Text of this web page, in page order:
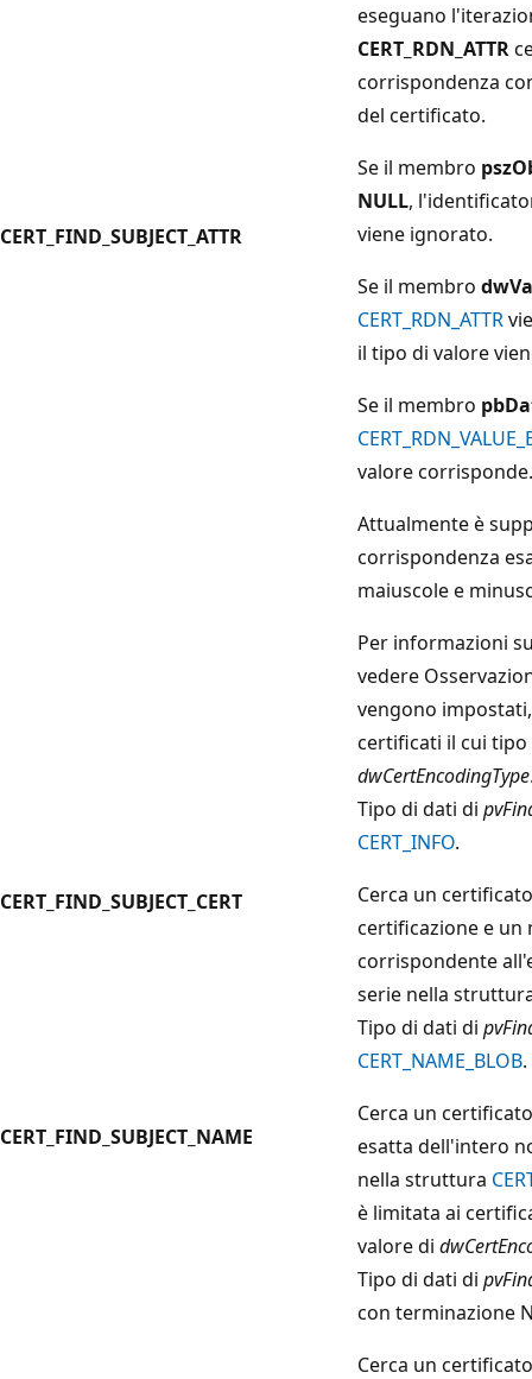
CERT_FIND_SUBJECT_ATTR
eseguano
CERT_RDN_ATTR
corrispondenza
del certificato.
Se il membro
NULL,
viene ignorato.
Se il membro
CERT_RDN_ATTR
il tipo di valore
Se il membro
valore corrisponde.
Attualmente è
corrispondenza
maiuscole e
Per informazioni
vedere
vengono
certificati il cui
dwCertEncodingType
CERT_FIND_SUBJECT_CERT
Tipo di dati di
CERT_INFO.
Cerca un
certificazione e un
corrispondente
serie nella
CERT_FIND_SUBJECT_NAME
Tipo di dati di
CERT_NAME_BLOB.
Cerca un
esatta dell'intero
nella struttura
è limitata ai
valore di
Tipo di dati di
con terminazione
Cerca un